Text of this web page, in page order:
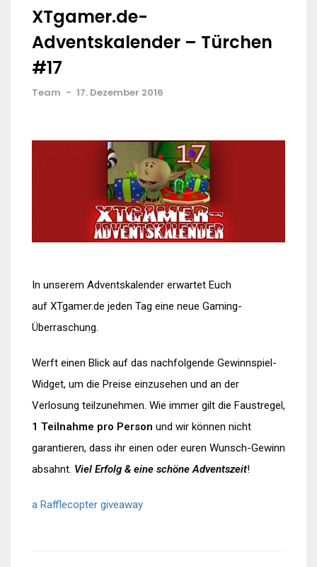
XTgamer.de-
Adventskalender – Türchen
#17
Team - 17. Dezember 2016
In unserem Adventskalender erwartet Euch
auf XTgamer.de jeden Tag eine neue Gaming-
Überraschung.
Werft einen Blick auf das nachfolgende Gewinnspiel-
Widget, um die Preise einzusehen und an der
Verlosung teilzunehmen. Wie immer gilt die Faustregel,
1 Teilnahme pro Person und wir können nicht
garantieren, dass ihr einen oder euren Wunsch-Gewinn
absahnt. Viel Erfolg & eine schöne Adventszeit!
a Rafflecopter giveaway